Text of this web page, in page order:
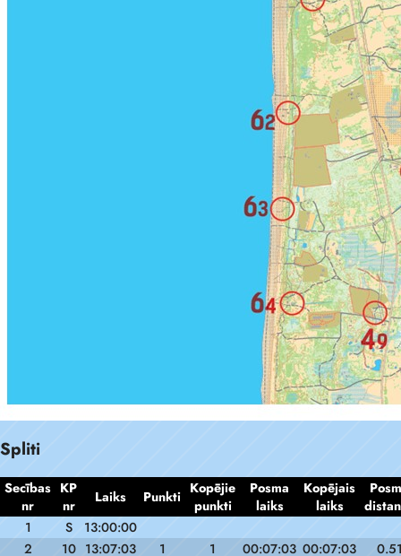
Spliti
Secības
nr
KP
nr
Laiks Punkti Kopējie
punkti
Posma
laiks
Kopējais
laiks
1
S
13:00:00
2
10 13:07:03 1 1 00:07:03 00:07:03